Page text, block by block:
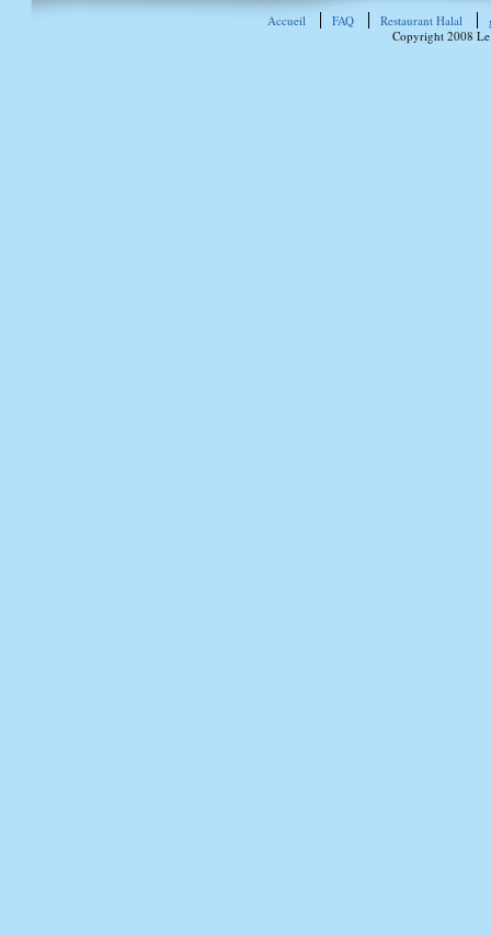
Accueil FAQ Restaurant Halal
Copyright 2008